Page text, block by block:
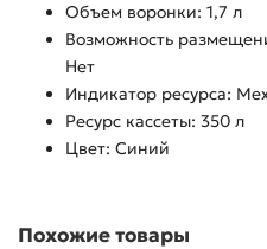
Объем воронки: 1,7 л
Возможность
Нет
Индикатор ресурса:
Ресурс кассеты: 350 л
Цвет: Синий
Похожие товары